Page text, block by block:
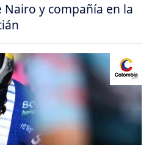
Nairo y compañía en la